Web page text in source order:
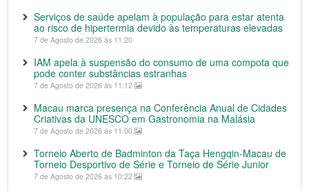
Serviços de saúde apelam à população para estar atenta
ao risco de hipertermia devido às temperaturas elevadas
7 de Agosto de 2026 às 11:20
IAM apela à suspensão do consumo de uma compota que
pode conter substâncias estranhas
7 de Agosto de 2026 às 11:12
Macau marca presença na Conferência Anual de Cidades
Criativas da UNESCO em Gastronomia na Malásia
7 de Agosto de 2026 às 11:00
Torneio Aberto de Badminton da Taça Hengqin-Macau de
Torneio Desportivo de Série e Torneio de Série Junior
7 de Agosto de 2026 às 10:22